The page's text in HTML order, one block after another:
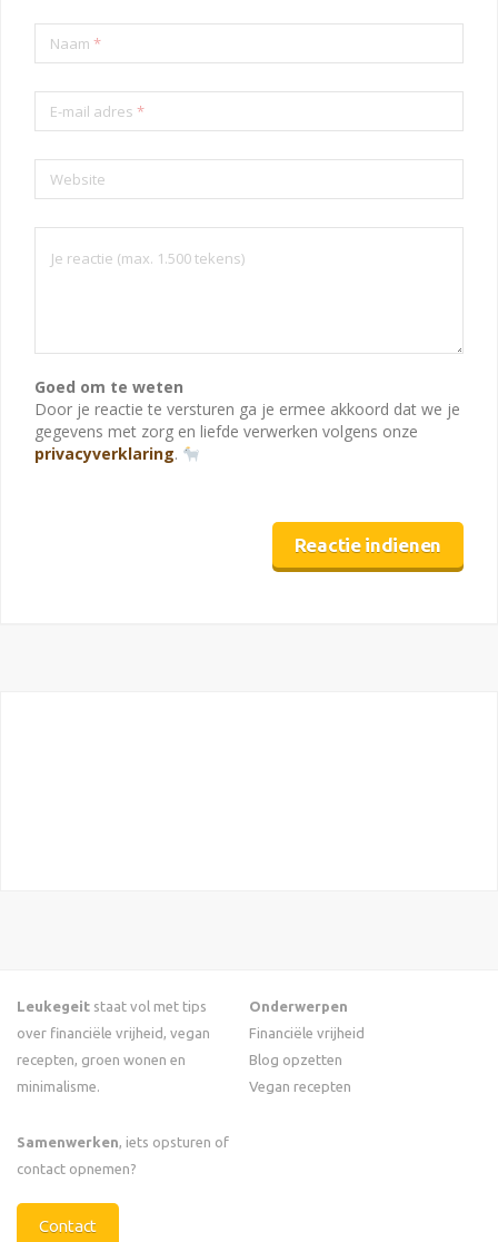
Naam *
E-mail adres *
Website
Goed om te weten
Door je reactie te versturen ga je ermee akkoord dat we je
gegevens met zorg en liefde verwerken volgens onze
privacyverklaring.
Leukegeit staat vol met tips
over financiële vrijheid, vegan
recepten, groen wonen en
minimalisme.
Samenwerken, iets opsturen of
contact opnemen?
Contact
Onderwerpen
Financiële vrijheid
Blog opzetten
Vegan recepten